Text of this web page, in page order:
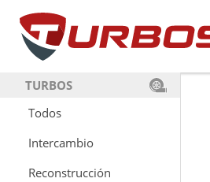
TURBOS
Todos
Intercambio
Reconstrucción